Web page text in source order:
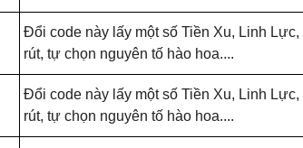
Đổi code này lấy một số Tiền Xu, Linh Lực,
rút, tự chọn nguyên tố hào hoa....
Đổi code này lấy một số Tiền Xu, Linh Lực,
rút, tự chọn nguyên tố hào hoa....